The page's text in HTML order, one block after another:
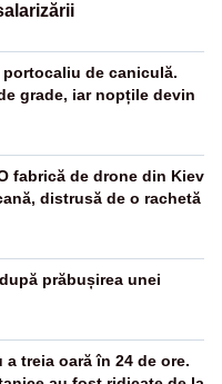
de caniculă.
grade, iar nopțile devin
fabrică de drone din Kiev
distrusă de o rachetă
prăbușirea unei
treia oară în 24 de ore.